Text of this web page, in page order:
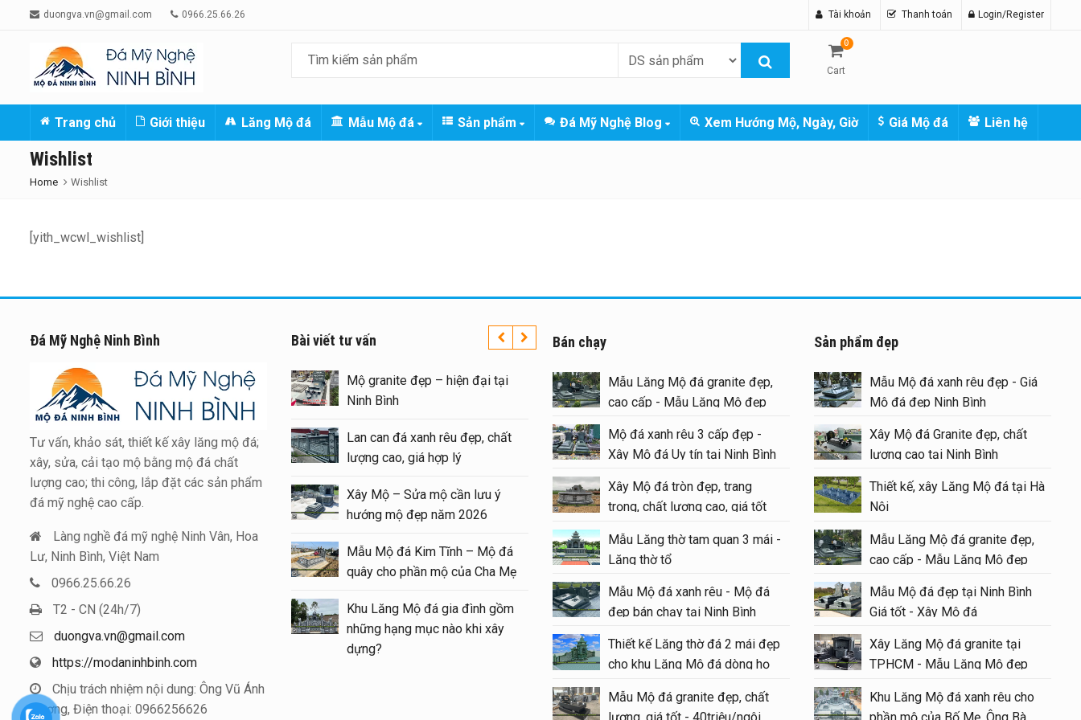
duongva.vn@gmail.com 0966.25.66.26 Tài khoản Thanh toán Login/Register
0
Cart
Trang chủ Giới thiệu Lăng Mộ đá Mẫu Mộ đá Sản phẩm Đá Mỹ Nghệ Blog Xem Hướng Mộ, Ngày, Giờ Giá Mộ đá Liên hệ
Wishlist
Home Wishlist
[yith_wcwl_wishlist]
Đá Mỹ Nghệ Ninh Bình
Tư vấn, khảo sát, thiết kế xây lăng mộ đá;
xây, sửa, cải tạo mộ bằng mộ đá chất
lượng cao; thi công, lắp đặt các sản phẩm
đá mỹ nghệ cao cấp.
Làng nghề đá mỹ nghệ Ninh Vân, Hoa
Lư, Ninh Bình, Việt Nam
0966.25.66.26
T2 - CN (24h/7)
duongva.vn@gmail.com
https://modaninhbinh.com
Chịu trách nhiệm nội dung: Ông Vũ Ánh
Dương, Điện thoại: 0966256626
Bài viết tư vấn
Xây Lăng Mộ đá uy tín trên
toàn quốc – Đá Mỹ Nghệ Ninh
Bình
Báo giá xây Mộ đá đôi 1 mái
đẹp tại Ninh Bình cuối năm
2026
Kinh nghiệm xây Mộ – sửa Mộ
bằng Mẫu Mộ đá đẹp, chất
lượng
Mẫu Lăng thờ đá 1 mái đẹp –
Long đình đá 1 mái
Mẫu Lầu thờ đá (Gian thờ đá)
tại khu Lăng Mộ gia tộc
Mộ granite đẹp – hiện đại tại
Ninh Bình
Lan can đá xanh rêu đẹp, chất
lượng cao, giá hợp lý
Xây Mộ – Sửa mộ cần lưu ý
hướng mộ đẹp năm 2026
Mẫu Mộ đá Kim Tĩnh – Mộ đá
quây cho phần mộ của Cha Mẹ
Khu Lăng Mộ đá gia đình gồm
những hạng mục nào khi xây
dựng?
Bán chạy
Mẫu Lăng Mộ đá granite đẹp,
cao cấp - Mẫu Lăng Mộ đẹp
Mộ đá xanh rêu 3 cấp đẹp -
Xây Mộ đá Uy tín tại Ninh Bình
Xây Mộ đá tròn đẹp, trang
trọng, chất lượng cao, giá tốt
Mẫu Lăng thờ tam quan 3 mái -
Lăng thờ tổ
Mẫu Mộ đá xanh rêu - Mộ đá
đẹp bán chạy tại Ninh Bình
Thiết kế Lăng thờ đá 2 mái đẹp
cho khu Lăng Mộ đá dòng họ
Mẫu Mộ đá granite đẹp, chất
lượng, giá tốt - 40triệu/ngôi
Sản phẩm đẹp
Mẫu Mộ đá xanh rêu đẹp - Giá
Mộ đá đẹp Ninh Bình
Xây Mộ đá Granite đẹp, chất
lượng cao tại Ninh Bình
Thiết kế, xây Lăng Mộ đá tại Hà
Nội
Mẫu Lăng Mộ đá granite đẹp,
cao cấp - Mẫu Lăng Mộ đẹp
Mẫu Mộ đá đẹp tại Ninh Bình
Giá tốt - Xây Mộ đá
Xây Lăng Mộ đá granite tại
TPHCM - Mẫu Lăng Mộ đẹp
Khu Lăng Mộ đá xanh rêu cho
phần mộ của Bố Mẹ, Ông Bà